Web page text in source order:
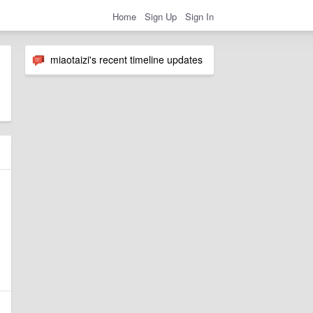
Home Sign Up Sign In
miaotaizi's recent timeline updates